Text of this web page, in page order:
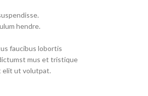
hendre.
faucibus lobortis
mus et tristique
elit ut volutpat.